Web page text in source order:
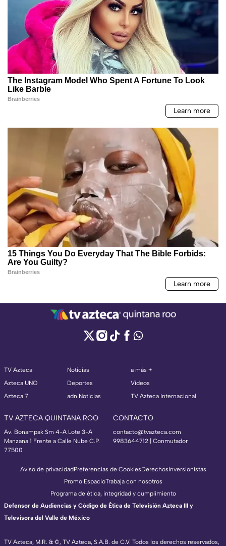
TV Azteca
Azteca UNO
Azteca 7
Noticias
Deportes
adn Noticias
a más +
Videos
TV Azteca Internacional
TV AZTECA QUINTANA ROO
Av. Bonampak Sm 4-A Lote 3-A
Manzana 1 Frente a Calle Nube C.P.
77500
CONTACTO
contacto@tvazteca.com
9983644712 | Conmutador
TV Azteca, M.R. & ©, TV Azteca, S.A.B. de C.V. Todos los derechos reservados,
Aviso de privacidadPreferencias de CookiesDerechosInversionistas
Promo EspacioTrabaja con nosotros
Programa de ética, integridad y cumplimiento
Defensor de Audiencias y Código de Ética de Televisión Azteca III y
Televisora del Valle de México